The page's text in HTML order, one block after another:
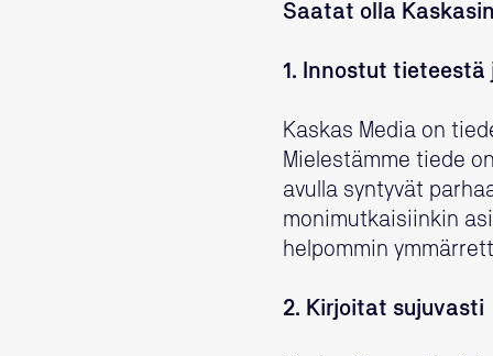
Saatat olla
1. Innostut
Kaskas Media on
Mielestämme tiede
avulla syntyvät
monimutkaisiinkin
helpommin
2. Kirjoitat sujuvasti